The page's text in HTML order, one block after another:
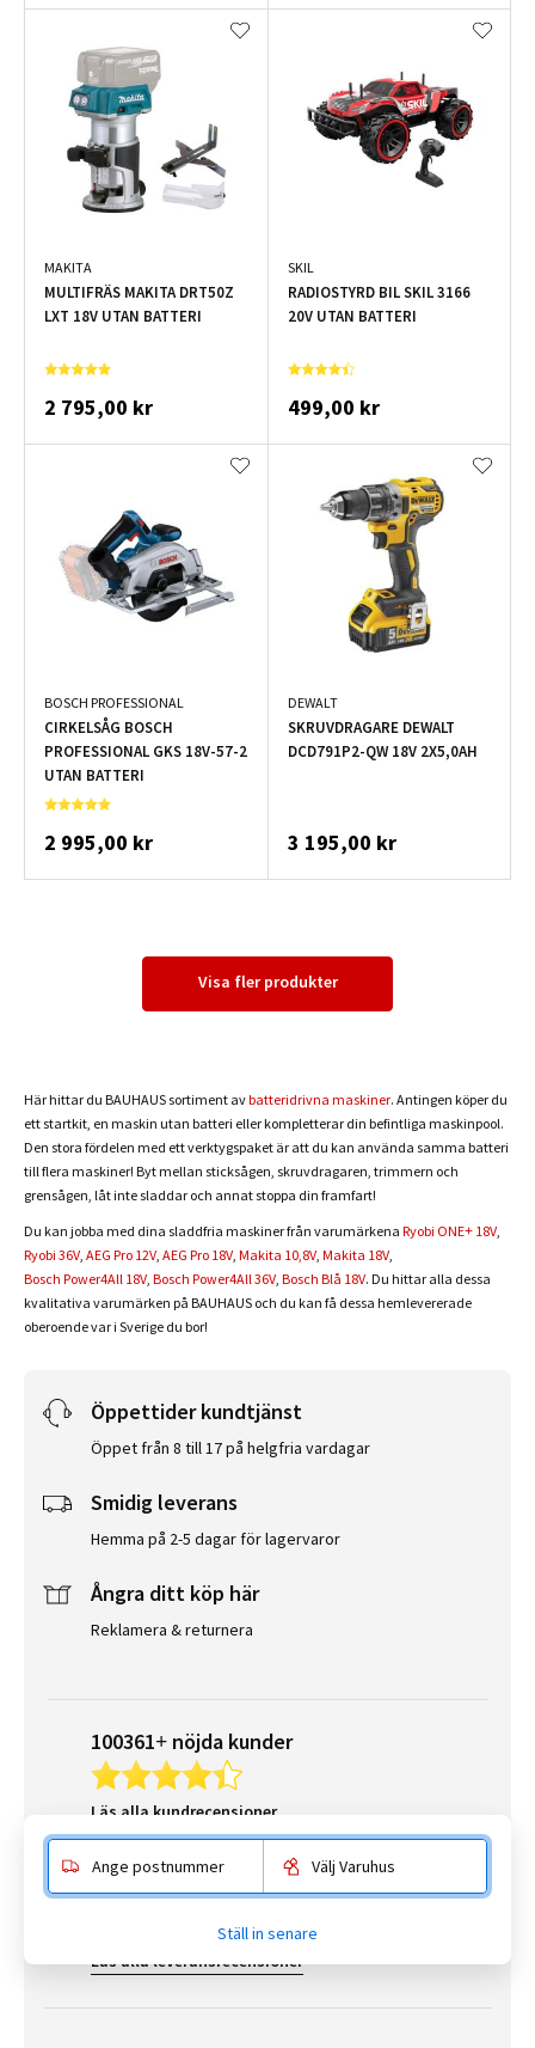
MAKITA
MULTIFRÄS MAKITA DRT50Z
LXT 18V UTAN BATTERI
2 795,00 kr
SKIL
RADIOSTYRD BIL SKIL 3166
20V UTAN BATTERI
499,00 kr
BOSCH PROFESSIONAL
CIRKELSÅG BOSCH
PROFESSIONAL GKS 18V-57-2
UTAN BATTERI
2 995,00 kr
DEWALT
SKRUVDRAGARE DEWALT
DCD791P2-QW 18V 2X5,0AH
3 195,00 kr
Visa fler produkter
Här hittar du BAUHAUS sortiment avbatteridrivna maskiner. Antingen köper du
ett startkit, en maskin utan batteri eller kompletterar din befintliga maskinpool.
Den stora fördelen med ett verktygspaket är att du kan använda samma batteri
till flera maskiner! Byt mellan sticksågen, skruvdragaren, trimmern och
grensågen, låt inte sladdar och annat stoppa din framfart!
Du kan jobba med dina sladdfria maskiner från varumärkena Ryobi ONE+ 18V,
Ryobi 36V, AEG Pro 12V, AEG Pro 18V, Makita 10,8V, Makita 18V,
Bosch Power4All 18V, Bosch Power4All 36V, Bosch Blå 18V. Du hittar alla dessa
kvalitativa varumärken på BAUHAUS och du kan få dessa hemlevererade
oberoende var i Sverige du bor!
Öppettider kundtjänst
Öppet från 8 till 17 på helgfria vardagar
Smidig leverans
Hemma på 2-5 dagar för lagervaror
Ångra ditt köp här
Reklamera & returnera
100361+ nöjda kunder
Läs alla kundrecensioner
187798+ lyckade leveranser
Läs alla leveransrecensioner
Ange postnummer Välj Varuhus
Ställ in senare